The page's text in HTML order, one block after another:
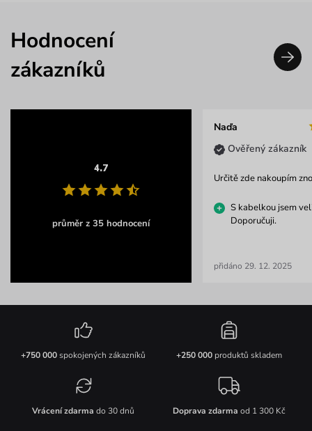
Hodnocení
zákazníků
4.7
průměr z 35 hodnocení
Naďa
Ověřený zákazník
Určitě zde nakoupím
S kabelkou jsem
Doporučuji.
přidáno 29. 12. 2025
+750 000spokojených zákazníků +250 000produktů skladem
Vrácení zdarma do 30 dnů Doprava zdarma od 1 300 Kč